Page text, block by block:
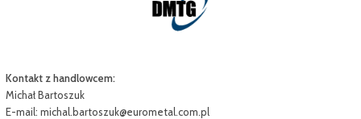
Kontakt z handlowcem:
Michał Bartoszuk
E-mail: michal.bartoszuk@eurometal.com.pl